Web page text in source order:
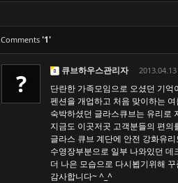
Comments '1'
? 큐브하우스관리자
단란한 가족모임으로 오셨던 기억
펜션을 개업하고 처음 맞이하는
숙박하셨던 글라스큐브는 유리로
지금도 이곳저곳 고객분들의 편
글라스 큐브 계단에 안전 강화유
수영장부분으로 일부 나와있던
더 나은 모습으로 다시뵙기위해
감사합니다~ ^_^